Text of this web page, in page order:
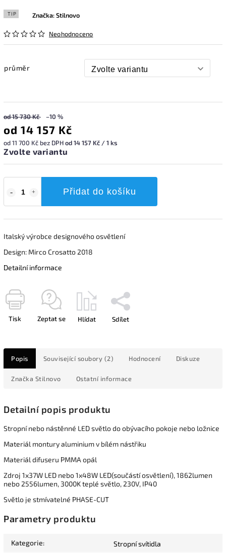
TIP
Neohodnoceno
Značka:Stilnovo
průměr
od 15 730 Kč –10 %
od 14 157 Kč
od11 700 Kč bez DPHod 14 157 Kč / 1 ks
Zvolte variantu
Přidat do košíku
Italský výrobce designového osvětlení
Design: Mirco Crosatto 2018
Detailní informace
Tisk Zeptat se Hlídat Sdílet
Popis Související soubory (2) Hodnocení Diskuze
Značka Stilnovo Ostatní informace
Detailní popis produktu
Stropní nebo nástěnné LED světlo do obývacího pokoje nebo ložnice
Materiál montury aluminium v bílém nástřiku
Materiál difuseru PMMA opál
Zdroj 1x37W LED nebo 1x48W LED(součástí osvětlení), 1862lumen
nebo 2556lumen, 3000K teplé světlo, 230V, IP40
Světlo je stmívatelné PHASE-CUT
Parametry produktu
Kategorie: Stropní svítidla